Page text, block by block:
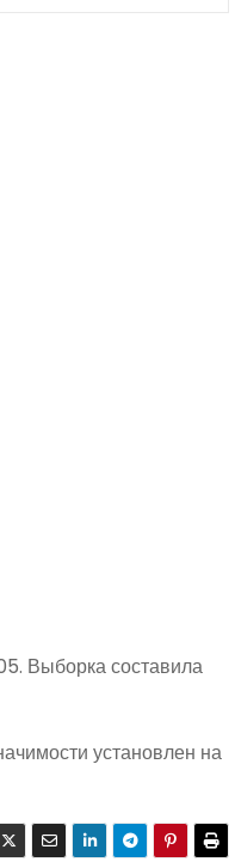
Выборка составила
установлен на